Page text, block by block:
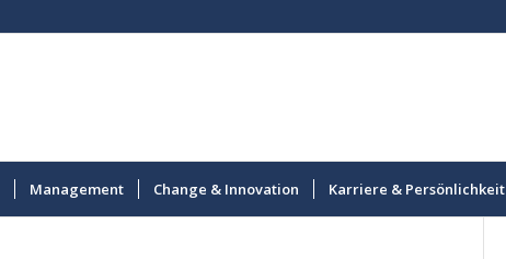
Management Change & Innovation Karriere & Persönlichkeit